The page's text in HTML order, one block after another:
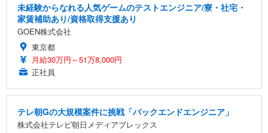
未経験からなれる人気ゲームのテストエンジニア/寮・社宅・
家賃補助あり/資格取得支援あり
GOEN株式会社
東京都
月給30万円～51万8,000円
正社員
テレ朝Gの大規模案件に挑戦「バックエンドエンジニア」
株式会社テレビ朝日メディアプレックス